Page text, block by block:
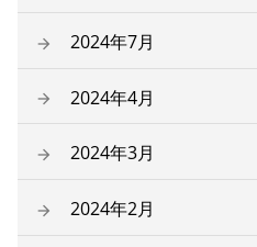
2024年7月
2024年4月
2024年3月
2024年2月